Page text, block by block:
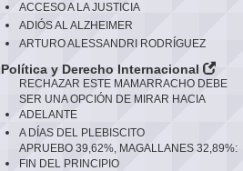
ACCESO A LA JUSTICIA
ADIÓS AL ALZHEIMER
ARTURO ALESSANDRI RODRÍGUEZ
Política y Derecho Internacional
RECHAZAR ESTE MAMARRACHO DEBE
SER UNA OPCIÓN DE MIRAR HACIA
ADELANTE
A DÍAS DEL PLEBISCITO
APRUEBO 39,62%, MAGALLANES 32,89%:
FIN DEL PRINCIPIO